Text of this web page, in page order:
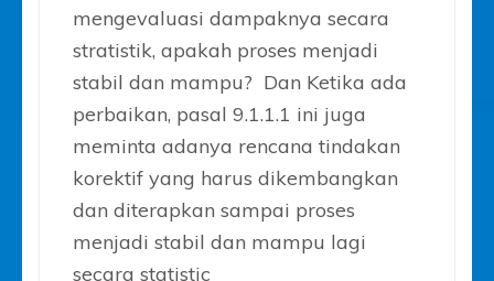
mengevaluasi dampaknya secara
stratistik, apakah proses menjadi
stabil dan mampu? Dan Ketika ada
perbaikan, pasal 9.1.1.1 ini juga
meminta adanya rencana tindakan
korektif yang harus dikembangkan
dan diterapkan sampai proses
menjadi stabil dan mampu lagi
secara statistic